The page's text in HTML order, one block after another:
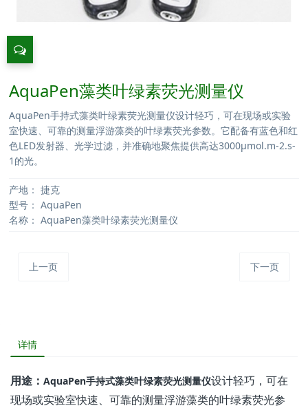
AquaPen藻类叶绿素荧光测量仪
AquaPen手持式藻类叶绿素荧光测量仪设计轻巧，可在现场或实验
室快速、可靠的测量浮游藻类的叶绿素荧光参数。它配备有蓝色和红
色LED发射器、光学过滤，并准确地聚焦提供高达3000µmol.m-2.s-
1的光。
产地： 捷克
型号： AquaPen
名称： AquaPen藻类叶绿素荧光测量仪
上一页 下一页
详情
用途： AquaPen手持式藻类叶绿素荧光测量仪设计轻巧，可在
现场或实验室快速、可靠的测量浮游藻类的叶绿素荧光参